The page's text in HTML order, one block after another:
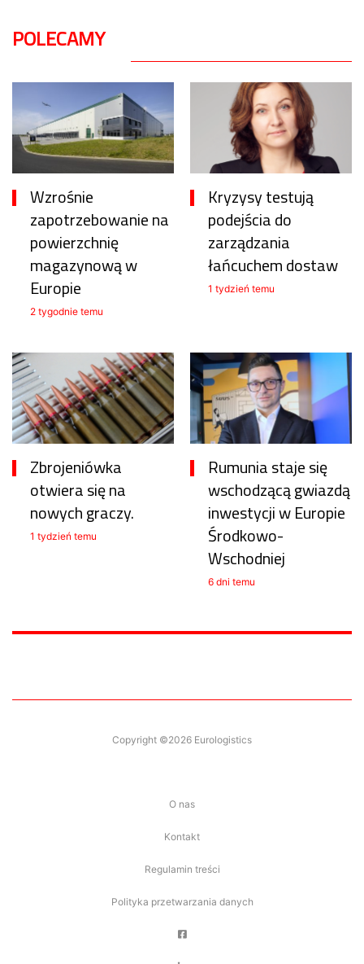
POLECAMY
Wzrośnie
zapotrzebowanie na
powierzchnię
magazynową w
Europie
2 tygodnie temu
Kryzysy testują
podejścia do
zarządzania
łańcuchem dostaw
1 tydzień temu
Zbrojeniówka
otwiera się na
nowych graczy.
1 tydzień temu
Rumunia staje się
wschodzącą gwiazdą
inwestycji w Europie
Środkowo-
Wschodniej
6 dni temu
Copyright ©2026 Eurologistics
O nas
Kontakt
Regulamin treści
Polityka przetwarzania danych